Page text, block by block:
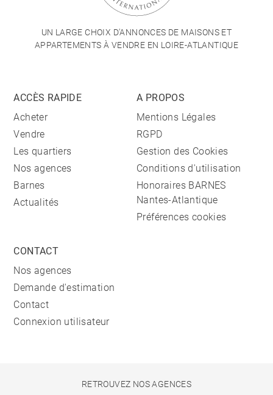
UN LARGE CHOIX D'ANNONCES DE MAISONS ET
APPARTEMENTS À VENDRE EN LOIRE-ATLANTIQUE
ACCÈS RAPIDE
Acheter
Vendre
Les quartiers
Nos agences
Barnes
Actualités
A PROPOS
Mentions Légales
RGPD
Gestion des Cookies
Conditions d'utilisation
Honoraires BARNES
Nantes-Atlantique
Préférences cookies
CONTACT
Nos agences
Demande d'estimation
Contact
Connexion utilisateur
RETROUVEZ NOS AGENCES